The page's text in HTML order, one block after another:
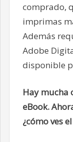
comprado,
imprimas
Además
Adobe
disponible
Hay mucha
eBook.
¿cómo ves